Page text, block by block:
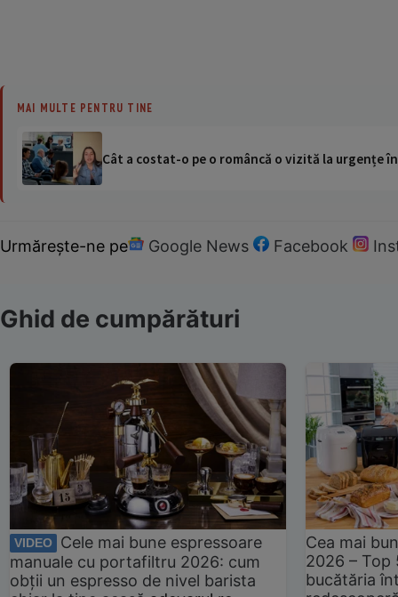
MAI MULTE PENTRU TINE
Cât a costat-o pe o româncă o vizită la urgențe
Urmărește-ne pe Google News Facebook
Ghid de cumpărături
VIDEO
Cele mai bune espressoare
manuale cu portafiltru 2026: cum
obții un espresso de nivel barista
Cea mai
2026 –
bucătăria